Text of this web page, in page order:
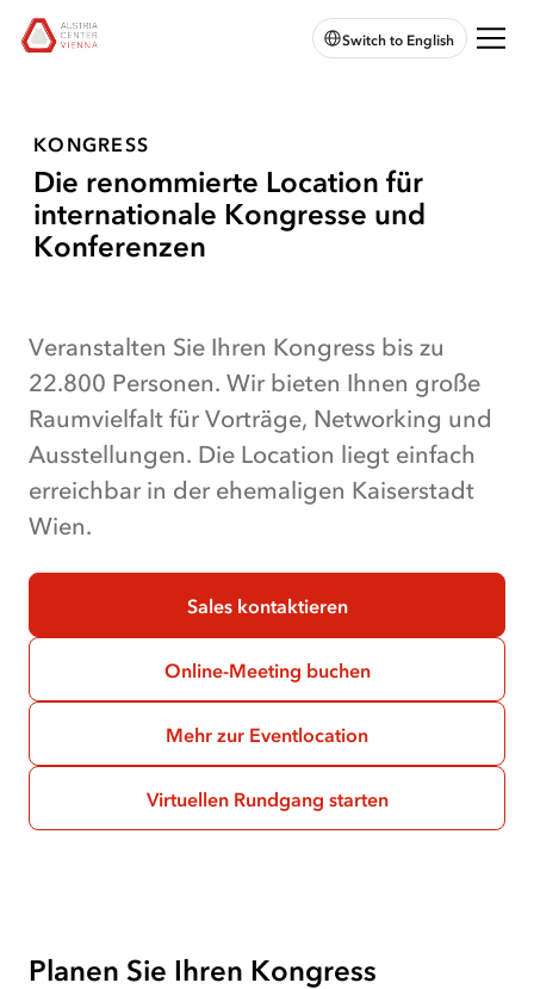
zur
Hauptnavigation
Seitenende
Chatbot
öffnen
Austria
Center
Switch to English
KONGRESS
Die renommierte Location für
internationale Kongresse und
Konferenzen
Ihr
Kongress
Austria
Center
Vienna
Veranstalten Sie Ihren Kongress bis zu
22.800 Personen. Wir bieten Ihnen große
Raumvielfalt für Vorträge, Networking und
Ausstellungen. Die Location liegt einfach
erreichbar in der ehemaligen Kaiserstadt
Wien.
Sales kontaktieren
Online-Meeting buchen
Mehr zur Eventlocation
Virtuellen Rundgang starten
Planen Sie Ihren Kongress